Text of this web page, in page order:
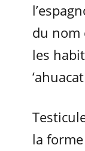
du nom
les
la